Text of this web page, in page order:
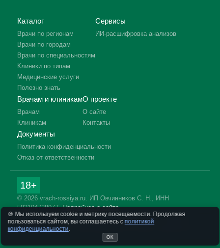
Каталог
Врачи по регионам
Врачи по городам
Врачи по специальностям
Клиники по типам
Медицинские услуги
Полезно знать
Сервисы
ИИ-расшифровка анализов
Врачам и клиникам
Врачам
Клиникам
О проекте
О сайте
Контакты
Документы
Политика конфиденциальности
Отказ от ответственности
18+
© 2026 vrach-rossiya.ru. ИП Овчинников С. Н., ИНН
592104728977.Подробнее о сайте
Информация на сайте не заменяет приём врача. Имеются
противопоказания, необходима консультация специалиста.
🍪 Мы используем cookie и метрику посещаемости. Продолжая
пользоваться сайтом, вы соглашаетесь с политикой
конфиденциальности
ОК